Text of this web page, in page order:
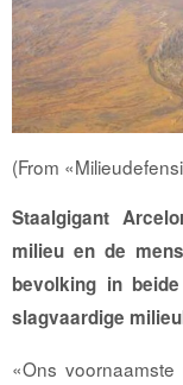
(From
Staalgigant
milieu en de
bevolking in
slagvaardige
«Ons